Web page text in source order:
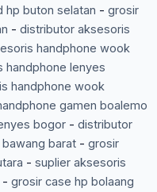
hp buton selatan - grosir
- distributor aksesoris
handphone wook
handphone lenyes
handphone wook
gamen boalemo
bogor- distributor
barat- grosir
- suplier aksesoris
- grosir case hp bolaang